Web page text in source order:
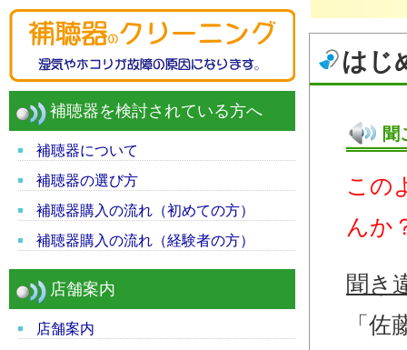
補聴器を検討されている方へ
補聴器について
補聴器の選び方
補聴器購入の流れ（初めての方）
補聴器購入の流れ（経験者の方）
店舗案内
店舗案内
はじ
聞
この
んか
聞き
「